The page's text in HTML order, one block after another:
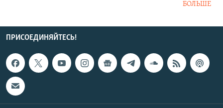
БОЛЬШЕ
ПРИСОЕДИНЯЙТЕСЬ!